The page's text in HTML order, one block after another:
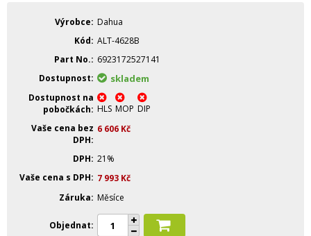
Výrobce
Dahua
Kód ALT-4628B
Part No.
6923172527141
Dostupnost
skladem
Dostupnost na
pobočkách
HLS MOP DIP
Vaše cena bez
DPH
6 606 Kč
DPH 21%
Vaše cena s DPH
7 993 Kč
Záruka
Měsíce
Objednat